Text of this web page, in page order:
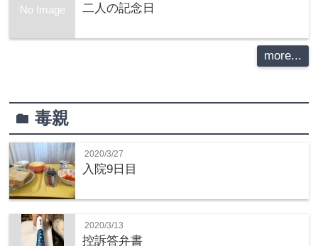
No Image 二人の記念日
more...
folder毒親
2020/3/27
入院9日目
2020/3/13
控訴答弁書